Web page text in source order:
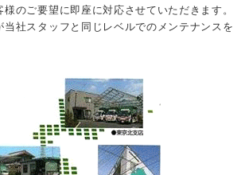
のご要望に即座に対応させていただきます。
社スタッフと同じレベルでのメンテナンスを